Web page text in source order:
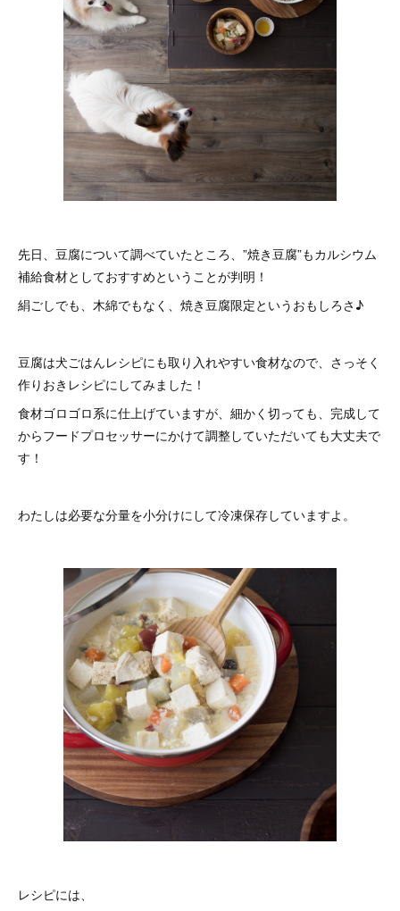
先日、豆腐について調べていたところ、”焼き豆腐”もカルシウム
補給食材としておすすめということが判明！
絹ごしでも、木綿でもなく、焼き豆腐限定というおもしろさ♪
豆腐は犬ごはんレシピにも取り入れやすい食材なので、さっそく
作りおきレシピにしてみました！
食材ゴロゴロ系に仕上げていますが、細かく切っても、完成して
からフードプロセッサーにかけて調整していただいても大丈夫で
す！
わたしは必要な分量を小分けにして冷凍保存していますよ。
レシピには、